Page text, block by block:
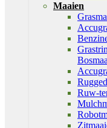
Maaien
Ruw-